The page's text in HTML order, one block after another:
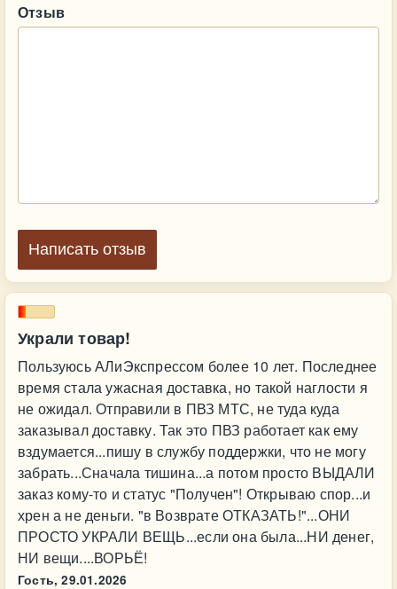
Украли товар!
Пользуюсь АЛиЭкспрессом более 10 лет. Последнее
время стала ужасная доставка, но такой наглости я
не ожидал. Отправили в ПВЗ МТС, не туда куда
заказывал доставку. Так это ПВЗ работает как ему
вздумается...пишу в службу поддержки, что не могу
забрать...Сначала тишина...а потом просто ВЫДАЛИ
заказ кому-то и статус "Получен"! Открываю спор...и
хрен а не деньги. "в Возврате ОТКАЗАТЬ!"...ОНИ
ПРОСТО УКРАЛИ ВЕЩЬ...если она была...НИ денег,
НИ вещи....ВОРЬЁ!
Гость, 29.01.2026
Отзыв
Написать отзыв